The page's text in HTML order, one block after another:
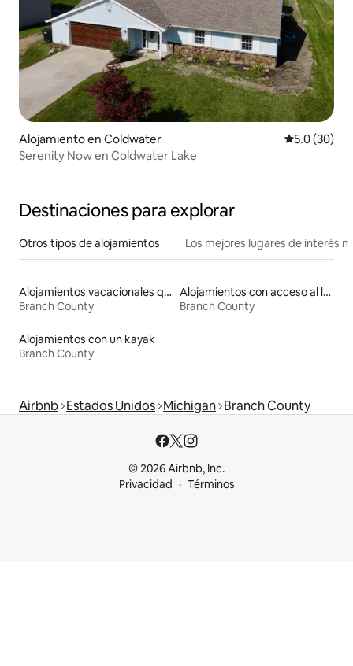
Alojamiento en Coldwater Calificación
5.0 (30)
Serenity Now en Coldwater Lake
Destinaciones para explorar
Otros tipos de alojamientos Los mejores lugares de interés
Alojamientos vacacionales que admiten mascotas
Branch County
Alojamientos con acceso al lago
Branch County
Alojamientos con un kayak
Branch County
Airbnb Estados Unidos Míchigan Branch County
© 2026 Airbnb, Inc.
Privacidad
Términos